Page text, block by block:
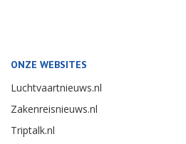
ONZE WEBSITES
Luchtvaartnieuws.nl
Zakenreisnieuws.nl
Triptalk.nl